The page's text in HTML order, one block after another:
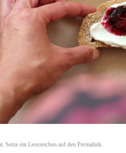
Setze ein Lesezeichen auf den Permalink.